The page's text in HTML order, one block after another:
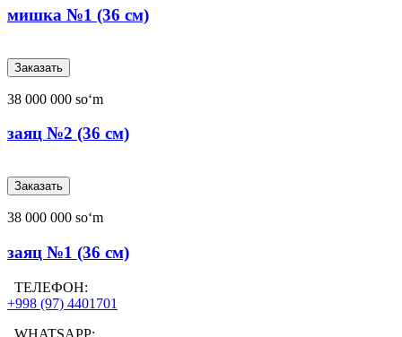
мишка №1 (36 см)
38 000 000 soʻm
заяц №2 (36 см)
38 000 000 soʻm
заяц №1 (36 см)
ТЕЛЕФОН:
+998 (97) 4401701
WHATSAPP: